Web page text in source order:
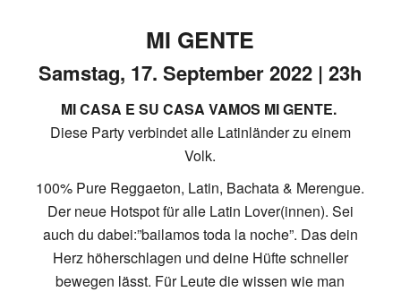
MI GENTE
Samstag, 17. September 2022 | 23h
MI CASA E SU CASA VAMOS MI GENTE.
Diese Party verbindet alle Latinländer zu einem
Volk.
100% Pure Reggaeton, Latin, Bachata & Merengue.
Der neue Hotspot für alle Latin Lover(innen). Sei
auch du dabei:”bailamos toda la noche”. Das dein
Herz höherschlagen und deine Hüfte schneller
bewegen lässt. Für Leute die wissen wie man